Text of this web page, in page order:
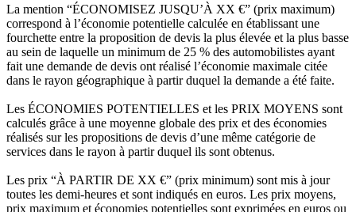
La mention “ÉCONOMISEZ JUSQU’À XX €” (prix maximum)
correspond à l’économie potentielle calculée en établissant une
fourchette entre la proposition de devis la plus élevée et la plus basse
au sein de laquelle un minimum de 25 % des automobilistes ayant
fait une demande de devis ont réalisé l’économie maximale citée
dans le rayon géographique à partir duquel la demande a été faite.
Les ÉCONOMIES POTENTIELLES et les PRIX MOYENS sont
calculés grâce à une moyenne globale des prix et des économies
réalisés sur les propositions de devis d’une même catégorie de
services dans le rayon à partir duquel ils sont obtenus.
Les prix “À PARTIR DE XX €” (prix minimum) sont mis à jour
toutes les demi-heures et sont indiqués en euros. Les prix moyens,
prix maximum et économies potentielles sont exprimées en euros ou